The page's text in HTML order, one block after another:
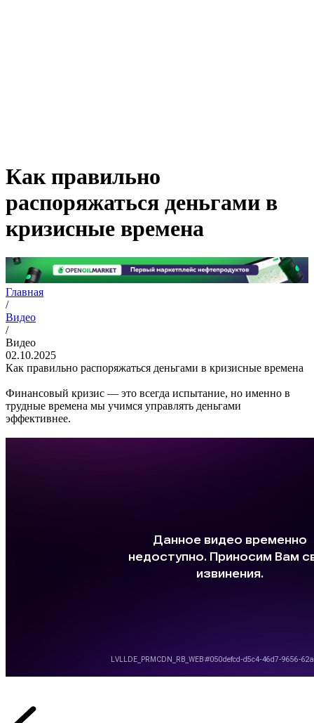
Как правильно
распоряжаться деньгами в
кризисные времена
Главная
/
Видео
/
Видео
02.10.2025
Как правильно распоряжаться деньгами в кризисные времена
Финансовый кризис — это всегда испытание, но именно в
трудные времена мы учимся управлять деньгами
эффективнее.